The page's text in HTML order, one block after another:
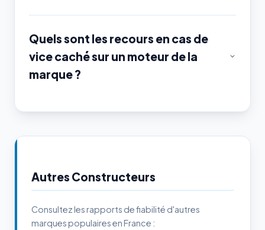
Quels sont les recours en cas de
vice caché sur un moteur de la
marque ?
Autres Constructeurs
Consultez les rapports de fiabilité d'autres
marques populaires en France :